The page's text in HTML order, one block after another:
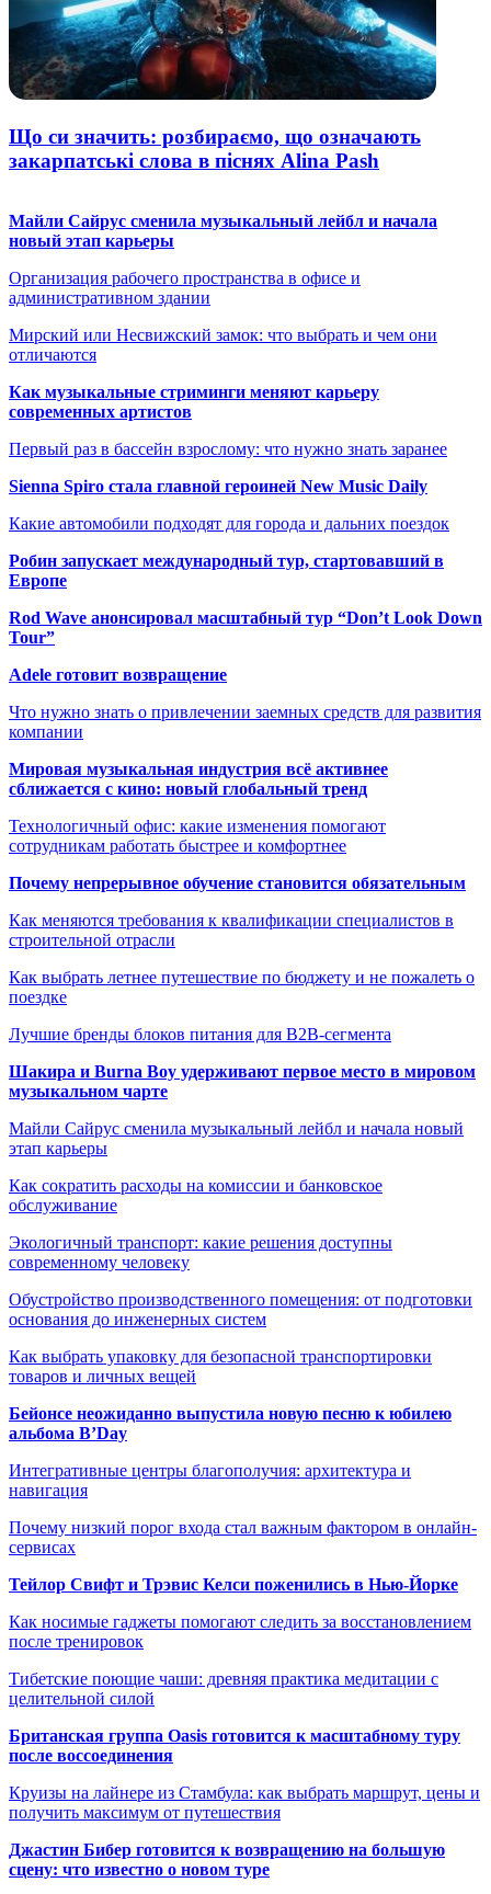
Що си значить: розбираємо, що означають
закарпатські слова в піснях Alina Pash
Майли Сайрус сменила музыкальный лейбл и начала
новый этап карьеры
Организация рабочего пространства в офисе и
административном здании
Мирский или Несвижский замок: что выбрать и чем они
отличаются
Как музыкальные стриминги меняют карьеру
современных артистов
Первый раз в бассейн взрослому: что нужно знать заранее
Sienna Spiro стала главной героиней New Music Daily
Какие автомобили подходят для города и дальних поездок
Робин запускает международный тур, стартовавший в
Европе
Rod Wave анонсировал масштабный тур “Don’t Look Down
Tour”
Adele готовит возвращение
Что нужно знать о привлечении заемных средств для развития
компании
Мировая музыкальная индустрия всё активнее
сближается с кино: новый глобальный тренд
Технологичный офис: какие изменения помогают
сотрудникам работать быстрее и комфортнее
Почему непрерывное обучение становится обязательным
Как меняются требования к квалификации специалистов в
строительной отрасли
Как выбрать летнее путешествие по бюджету и не пожалеть о
поездке
Лучшие бренды блоков питания для B2B-сегмента
Шакира и Burna Boy удерживают первое место в мировом
музыкальном чарте
Майли Сайрус сменила музыкальный лейбл и начала новый
этап карьеры
Как сократить расходы на комиссии и банковское
обслуживание
Экологичный транспорт: какие решения доступны
современному человеку
Обустройство производственного помещения: от подготовки
основания до инженерных систем
Как выбрать упаковку для безопасной транспортировки
товаров и личных вещей
Бейонсе неожиданно выпустила новую песню к юбилею
альбома B’Day
Интегративные центры благополучия: архитектура и
навигация
Почему низкий порог входа стал важным фактором в онлайн-
сервисах
Тейлор Свифт и Трэвис Келси поженились в Нью-Йорке
Как носимые гаджеты помогают следить за восстановлением
после тренировок
Тибетские поющие чаши: древняя практика медитации с
целительной силой
Британская группа Oasis готовится к масштабному туру
после воссоединения
Круизы на лайнере из Стамбула: как выбрать маршрут, цены и
получить максимум от путешествия
Джастин Бибер готовится к возвращению на большую
сцену: что известно о новом туре